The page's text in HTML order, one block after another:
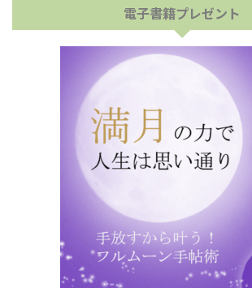
電子書籍プレゼント